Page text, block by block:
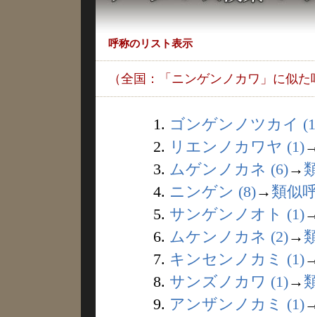
呼称のリスト表示
（全国：「ニンゲンノカワ」に似た
1. ゴンゲンノツカイ
2. リエンノカワヤ (1)
3. ムゲンノカネ (6)→
4. ニンゲン (8)→ 類似
5. サンゲンノオト (1)
6. ムケンノカネ (2)→
7. キンセンノカミ (1)
8. サンズノカワ (1)→
9. アンザンノカミ (1)